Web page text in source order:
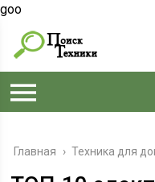
goo
Главная › Техника для